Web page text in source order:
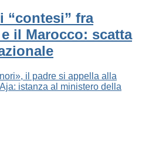
“contesi” fra
il Marocco: scatta
il padre si appella alla
istanza al ministero della